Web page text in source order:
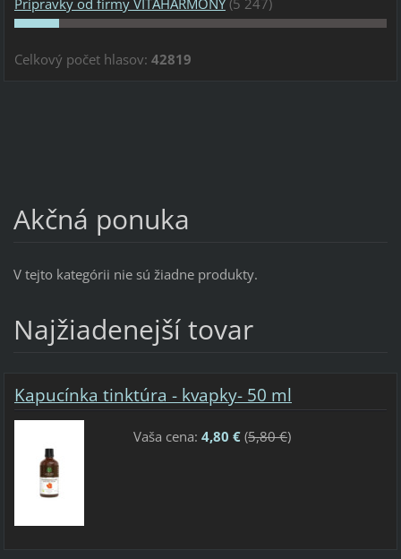
Prípravky od firmy VITAHARMONY (5 247)
Celkový počet hlasov: 42819
Akčná ponuka
V tejto kategórii nie sú žiadne produkty.
Najžiadenejší tovar
Kapucínka tinktúra - kvapky- 50 ml
Vaša cena: 4,80 €(5,80 €)